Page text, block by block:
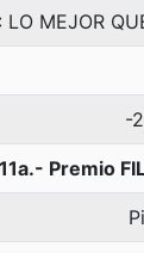
LO MEJOR
-
11a.- Premio